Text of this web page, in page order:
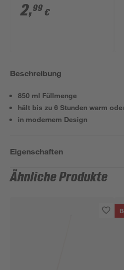
2,99 €
Beschreibung
850 ml Füllmenge
hält bis zu 6 Stunden warm
in modernem Design
Eigenschaften
Ähnliche Produkte